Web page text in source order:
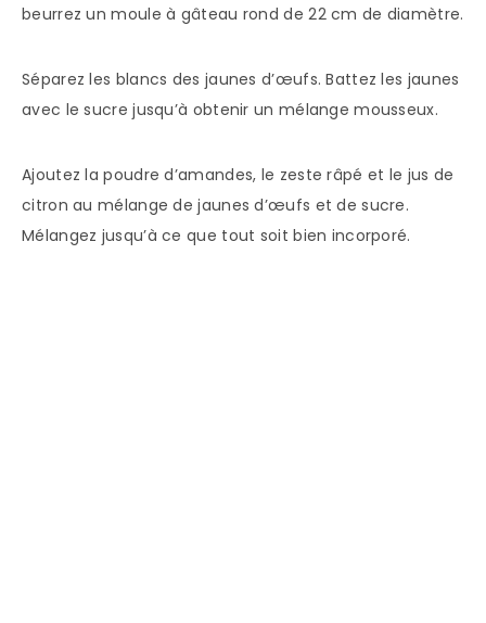
beurrez un moule à gâteau rond de 22 cm de diamètre.
Séparez les blancs des jaunes d’œufs. Battez les jaunes
avec le sucre jusqu’à obtenir un mélange mousseux.
Ajoutez la poudre d’amandes, le zeste râpé et le jus de
citron au mélange de jaunes d’œufs et de sucre.
Mélangez jusqu’à ce que tout soit bien incorporé.